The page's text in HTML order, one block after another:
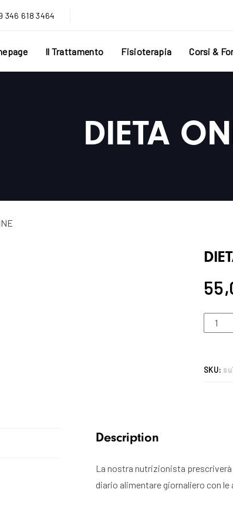
346 618 3464
Il Trattamento Fisioterapia Corsi &
DIETA
SKU:
Description
La nostra nutrizionista prescriverà
diario alimentare giornaliero con le